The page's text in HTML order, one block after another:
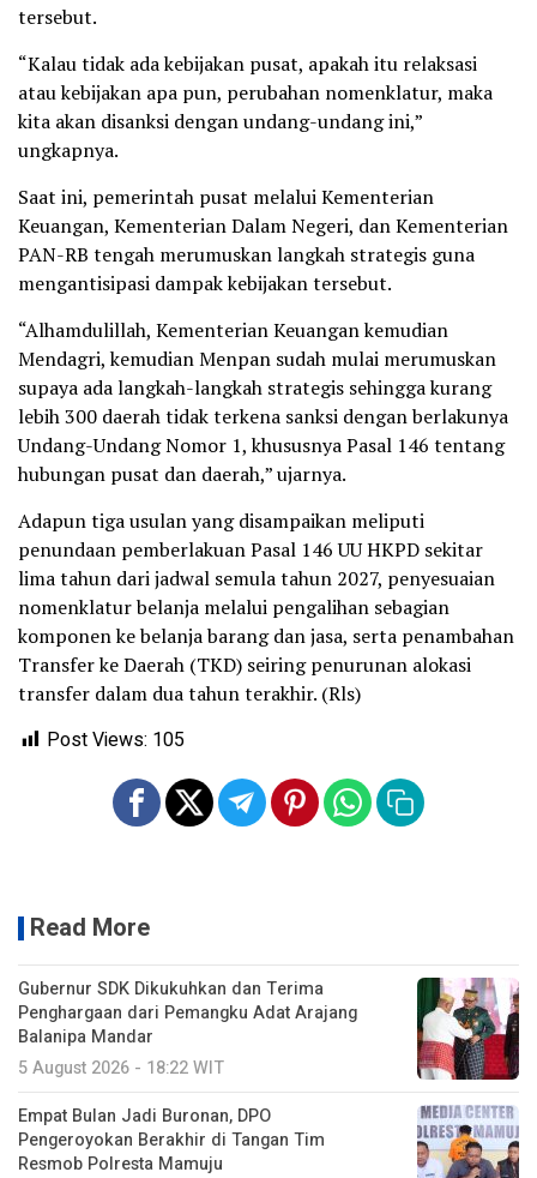
tersebut.
“Kalau tidak ada kebijakan pusat, apakah itu relaksasi
atau kebijakan apa pun, perubahan nomenklatur, maka
kita akan disanksi dengan undang-undang ini,”
ungkapnya.
Saat ini, pemerintah pusat melalui Kementerian
Keuangan, Kementerian Dalam Negeri, dan Kementerian
PAN-RB tengah merumuskan langkah strategis guna
mengantisipasi dampak kebijakan tersebut.
“Alhamdulillah, Kementerian Keuangan kemudian
Mendagri, kemudian Menpan sudah mulai merumuskan
supaya ada langkah-langkah strategis sehingga kurang
lebih 300 daerah tidak terkena sanksi dengan berlakunya
Undang-Undang Nomor 1, khususnya Pasal 146 tentang
hubungan pusat dan daerah,” ujarnya.
Adapun tiga usulan yang disampaikan meliputi
penundaan pemberlakuan Pasal 146 UU HKPD sekitar
lima tahun dari jadwal semula tahun 2027, penyesuaian
nomenklatur belanja melalui pengalihan sebagian
komponen ke belanja barang dan jasa, serta penambahan
Transfer ke Daerah (TKD) seiring penurunan alokasi
transfer dalam dua tahun terakhir. (Rls)
Post Views: 105
Read More
Gubernur SDK Dikukuhkan dan Terima
Penghargaan dari Pemangku Adat Arajang
Balanipa Mandar
5 August 2026 - 18:22 WIT
Empat Bulan Jadi Buronan, DPO
Pengeroyokan Berakhir di Tangan Tim
Resmob Polresta Mamuju